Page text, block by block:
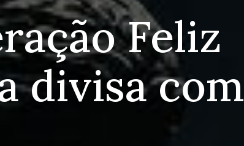
Feliz
divisa com